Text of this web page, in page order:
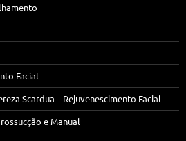
Facial
Scardua – Rejuvenescimento Facial
e Manual